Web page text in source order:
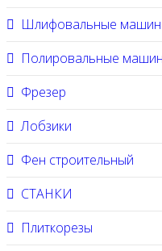
Шлифовальные
Полировальные
Фрезер
Лобзики
Фен строительный
СТАНКИ
Плиткорезы